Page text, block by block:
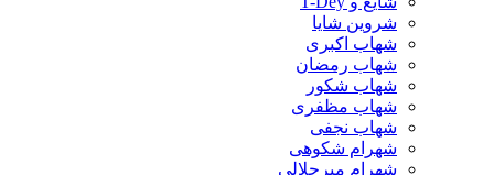
شروین شایا
شهاب اکبری
شهاب رمضان
شهاب شکور
شهاب مظفری
شهاب نجفی
شهرام شکوهی
شهرام میرجلالی